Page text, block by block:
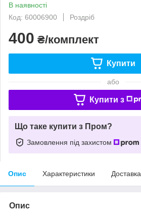
В наявності
Код: 60006900
Роздріб
400 ₴/комплект
Купити
або
Купити з
Що таке купити з Пром?
Замовлення під захистом
Опис Характеристики Доставка
Опис